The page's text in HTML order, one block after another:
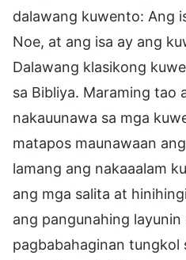
dalawang kuwento: Ang
Noe, at ang isa ay ang
Dalawang klasikong
sa Bibliya. Maraming tao
nakauunawa sa mga
matapos maunawaan
lamang ang nakaaalam
ang mga salita at
ang pangunahing layunin
pagbabahaginan tungkol